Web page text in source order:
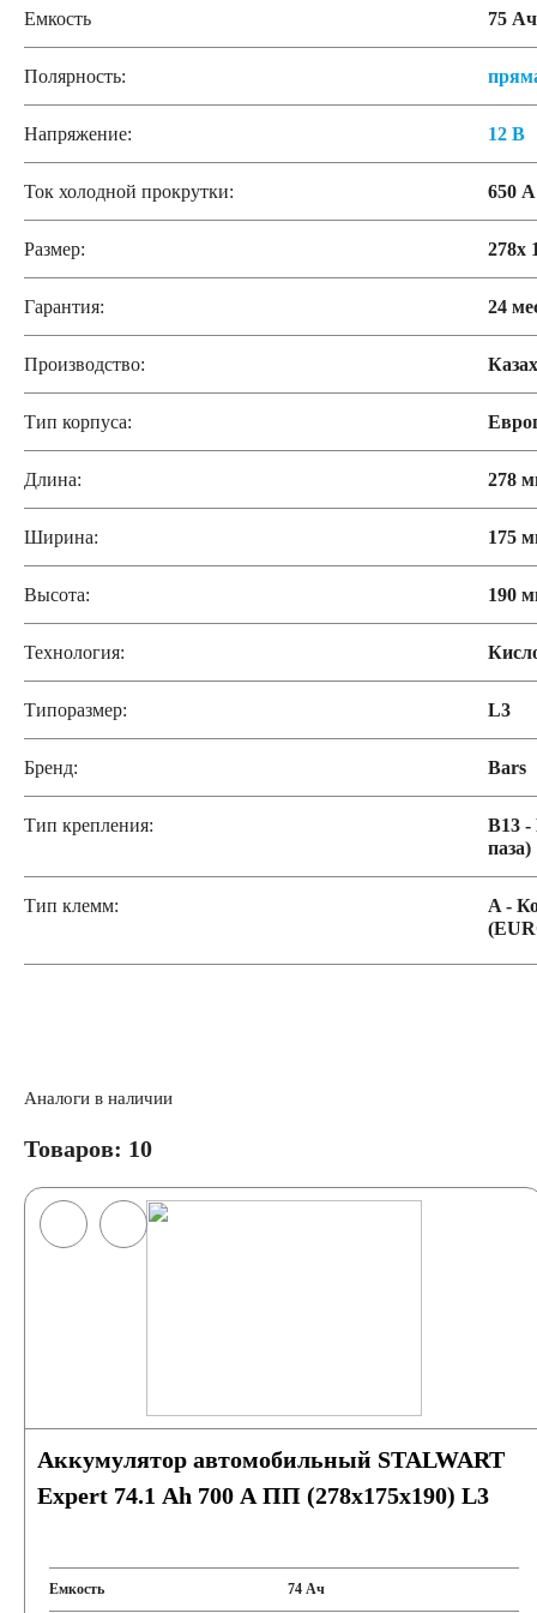
Аккумуляторы
Турция
Аккумуляторы для американских автомобилей
Аккумуляторы для европейских автомобилей
Аккумуляторы по цене
Недорогие аккумуляторы
Аккумуляторы для мототехники
Емкость 75 Ач
Полярность:
Напряжение: 12 В
Ток холодной прокрутки: 650 А
Размер: 278x
Гарантия: 24
Производство:
Тип корпуса:
Длина: 278
Ширина: 175
Высота: 190
Технология:
Типоразмер: L3
Бренд: Bars
Тип крепления:
B13 -
паза)
Тип клемм:
A -
Аналоги в наличии
Товаров: 10
Аккумулятор автомобильный STALWART
Expert 74.1 Ah 700 A ПП (278x175x190) L3
Емкость 74 Ач